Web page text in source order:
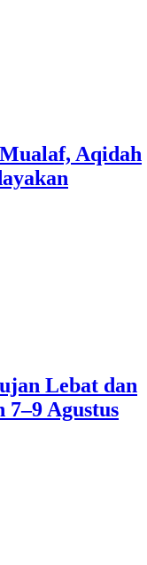
Aqidah
Lebat dan
7–9 Agustus